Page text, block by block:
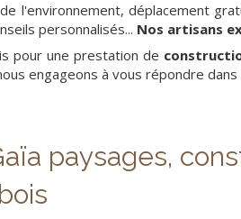
l'environnement, déplacement
personnalisés... Nos artisans
pour une prestation de
engageons à vous répondre
paysages,